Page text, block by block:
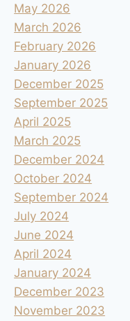
May 2026
March 2026
February 2026
January 2026
December 2025
September 2025
April 2025
March 2025
December 2024
October 2024
September 2024
July 2024
June 2024
April 2024
January 2024
December 2023
November 2023